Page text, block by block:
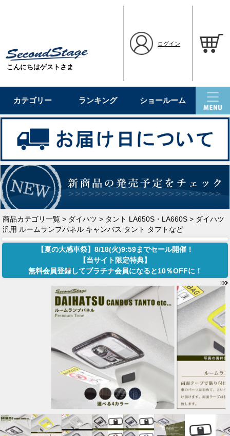
こんにちはゲストさま
ログイン
カテゴリー ランキング ショールーム
商品カテゴリ一覧 > ダイハツ > タント LA650S・LA660S > ダイハツ
汎用 ルームランプパネル キャンバス タント タフトなど
【夏の大感車祭】8/18(火)9:59までセール開催！
【当サイト限定特典】
無料会員登録してプラチナ会員になると10％OFFに！